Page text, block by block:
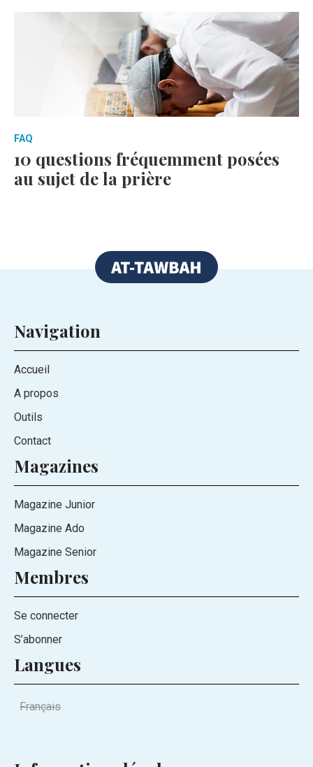
FAQ
10 questions fréquemment posées
au sujet de la prière
Navigation
Accueil
A propos
Outils
Contact
Magazines
Magazine Junior
Magazine Ado
Magazine Senior
Membres
Se connecter
S’abonner
Langues
Français